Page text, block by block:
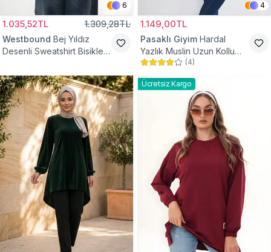
6
1.035,52TL 1.309,28TL
Westbound Bej Yıldız
Desenli Sweatshirt Bisiklet
4
1.149,00TL
Pasaklı Giyim Hardal
Yazlık Muslin Uzun Kollu
Hakim Yaka Cepli Tesettür
(4)
Ücretsiz Kargo